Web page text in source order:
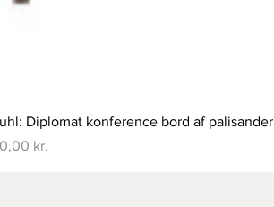
Diplomat konference bord af palisander
kr.